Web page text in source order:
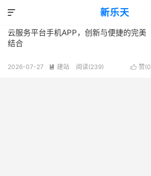
新乐天
 标签：云服务平台手机APP
云服务平台手机APP，创新与便捷的完美
结合
 赞(0
2026-07-27  建站 阅读(239)